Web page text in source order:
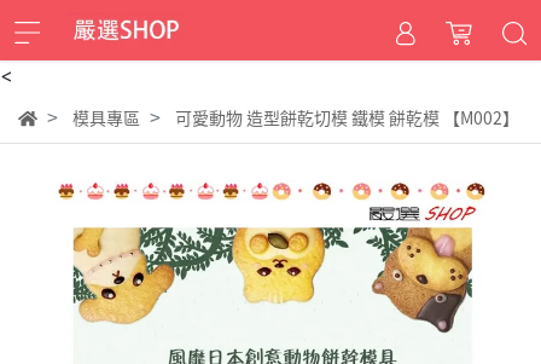
<
模具專區
可愛動物 造型餅乾切模 鐵模 餅乾模 【M002】